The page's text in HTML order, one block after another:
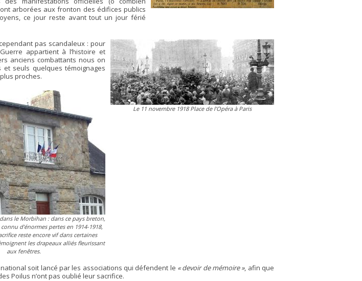
arborées aux fronton des édifices publics
ce jour reste avant tout un jour férié
Le 11 novembre 1918 Place de l’Opéra à Paris
pas scandaleux : pour
appartient à l’histoire et
anciens combattants nous on
seuls quelques témoignages
proches.
le Morbihan : dans ce pays breton,
d’énormes pertes en 1914-1918,
reste encore vif dans certaines
les drapeaux alliés fleurissant
aux fenêtres.
soit lancé par les associations qui défendent le « devoir de mémoire », afin que
Poilus n’ont pas oublié leur sacrifice.